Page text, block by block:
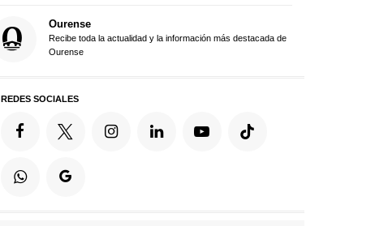
Ourense
Recibe toda la actualidad y la información más destacada de
Ourense
REDES SOCIALES